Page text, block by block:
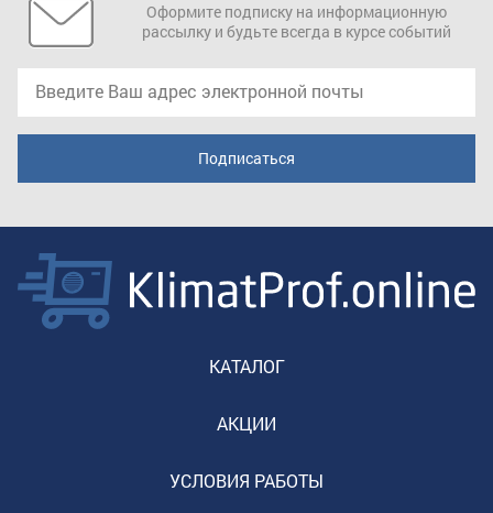
Оформите подписку на информационную
рассылку и будьте всегда в курсе событий
КАТАЛОГ
АКЦИИ
УСЛОВИЯ РАБОТЫ